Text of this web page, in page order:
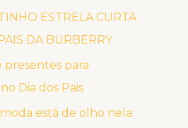
ESTRELA CURTA
DA BURBERRY
presentes para
Dia dos Pais
está de olho nela: